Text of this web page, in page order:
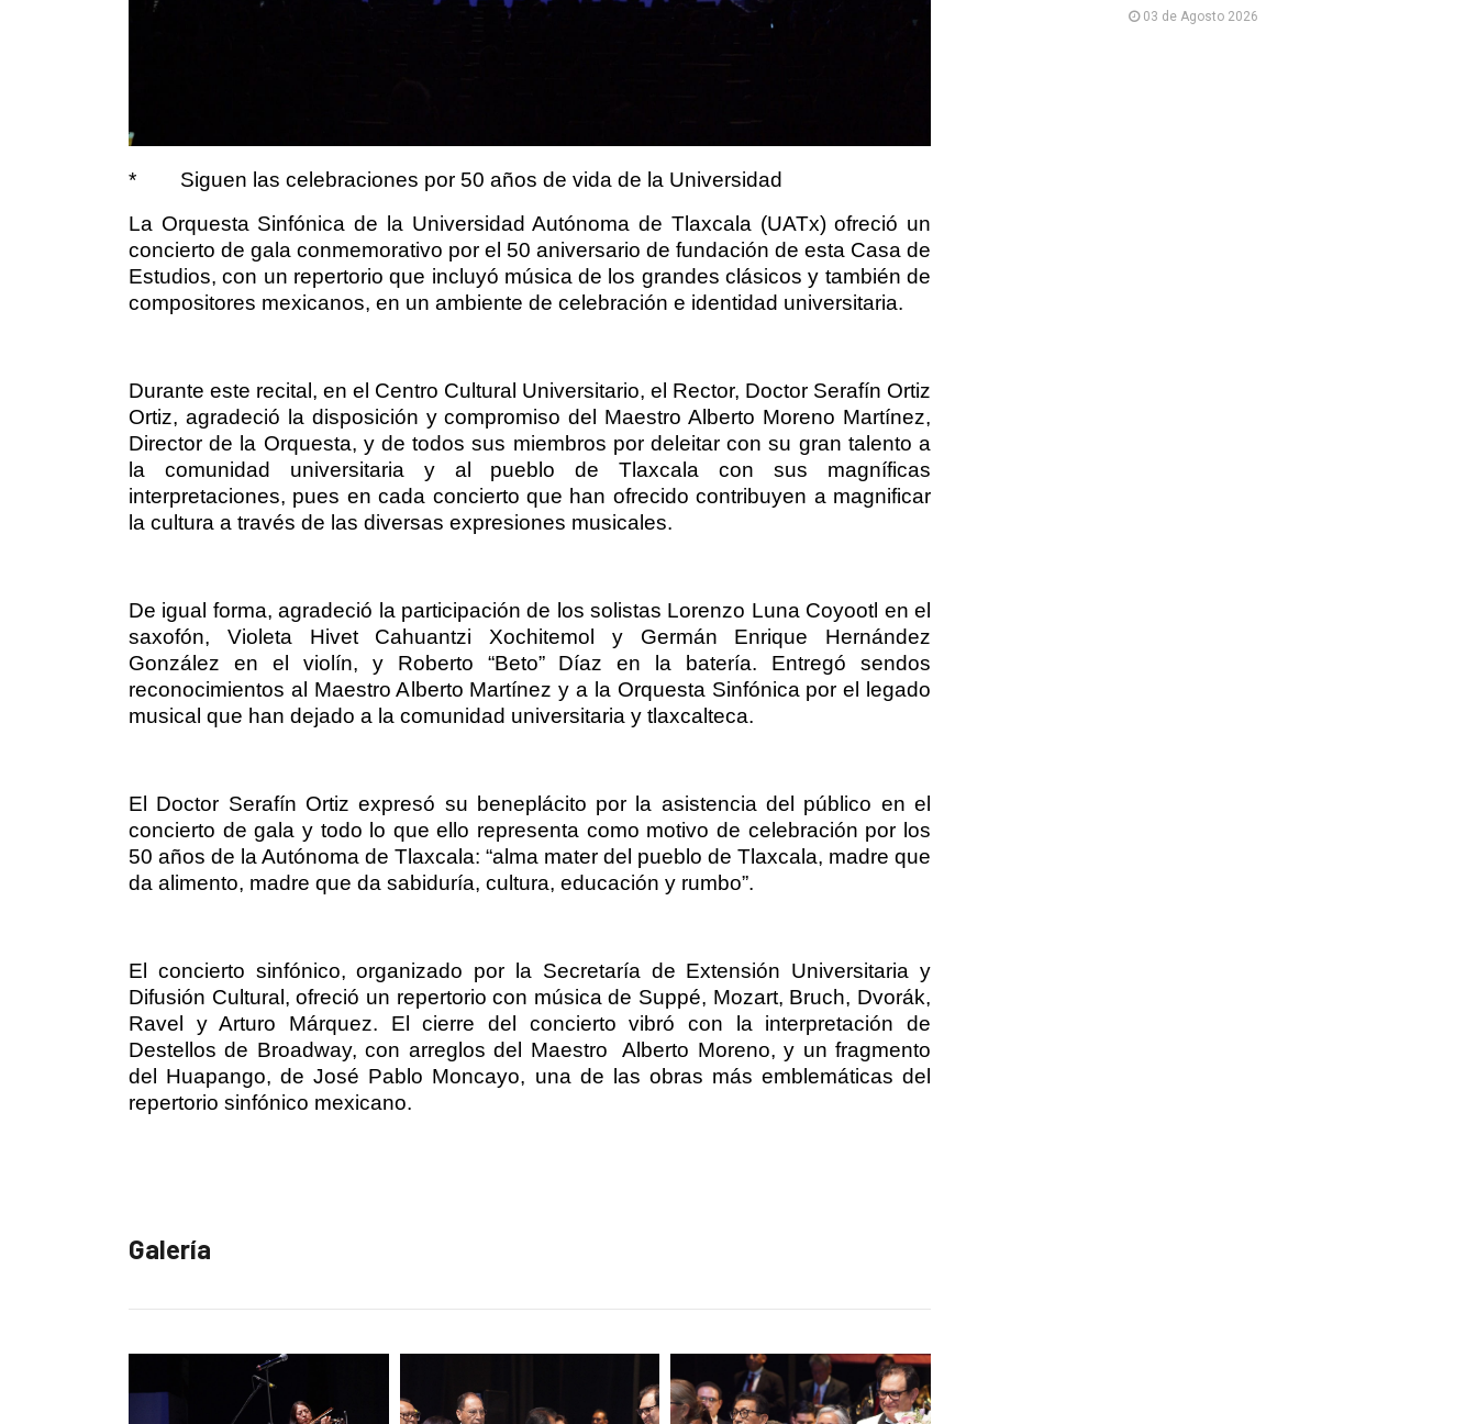
*
Siguen las celebraciones por 50 años de vida de la Universidad
La Orquesta Sinfónica de la Universidad Autónoma de Tlaxcala (UATx) ofreció un
concierto de gala conmemorativo por el 50 aniversario de fundación de esta Casa de
Estudios, con un repertorio que incluyó música de los grandes clásicos y también de
compositores mexicanos, en un ambiente de celebración e identidad universitaria.
Durante este recital, en el Centro Cultural Universitario, el Rector, Doctor Serafín Ortiz
Ortiz, agradeció la disposición y compromiso del Maestro Alberto Moreno Martínez,
Director de la Orquesta, y de todos sus miembros por deleitar con su gran talento a
la comunidad universitaria y al pueblo de Tlaxcala con sus magníficas
interpretaciones, pues en cada concierto que han ofrecido contribuyen a magnificar
la cultura a través de las diversas expresiones musicales.
De igual forma, agradeció la participación de los solistas Lorenzo Luna Coyootl en el
saxofón, Violeta Hivet Cahuantzi Xochitemol y Germán Enrique Hernández
González en el violín, y Roberto “Beto” Díaz en la batería. Entregó sendos
reconocimientos al Maestro Alberto Martínez y a la Orquesta Sinfónica por el legado
musical que han dejado a la comunidad universitaria y tlaxcalteca.
El Doctor Serafín Ortiz expresó su beneplácito por la asistencia del público en el
concierto de gala y todo lo que ello representa como motivo de celebración por los
50 años de la Autónoma de Tlaxcala: “alma mater del pueblo de Tlaxcala, madre que
da alimento, madre que da sabiduría, cultura, educación y rumbo”.
El concierto sinfónico, organizado por la Secretaría de Extensión Universitaria y
Difusión Cultural, ofreció un repertorio con música de Suppé, Mozart, Bruch, Dvorák,
Ravel y Arturo Márquez. El cierre del concierto vibró con la interpretación de
Destellos de Broadway, con arreglos del Maestro
Alberto Moreno, y un fragmento
del Huapango, de José Pablo Moncayo, una de las obras más emblemáticas del
repertorio sinfónico mexicano.
Galería
03 de Agosto 2026